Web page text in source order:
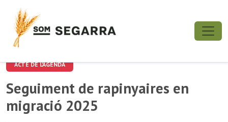
ACTE DE L'AGENDA
Seguiment de rapinyaires en
migració 2025